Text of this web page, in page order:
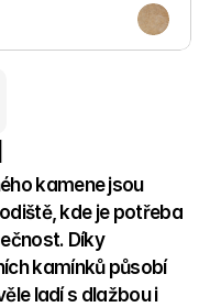
kamene jsou
kde je potřeba
Díky
kamínků působí
ladí s dlažbou i